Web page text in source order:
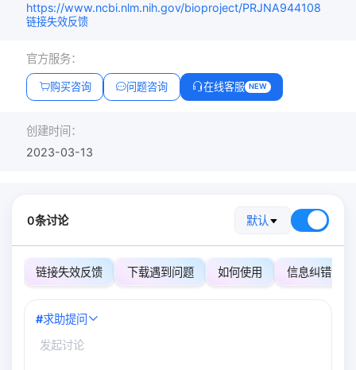
https://www.ncbi.nlm.nih.gov/bioproject/PRJNA944108
链接失效反馈
官方服务：
购买咨询 问题咨询 在线客服 NEW
创建时间：
2023-03-13
0条讨论 默认
链接失效反馈 下载遇到问题 如何使用 信息纠错
#求助提问